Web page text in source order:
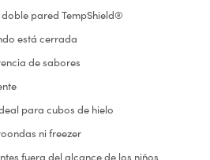
pared TempShield®
está cerrada
de sabores
para cubos de hielo
ni freezer
fuera del alcance de los niños